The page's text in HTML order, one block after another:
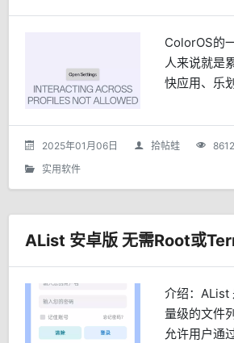
ColorOS的
人来说就是
快应用、乐
览器，停用
带的软件安
2025年01月06日 拾帖蛙 8612
实用软件
AList 安卓版 无需Root或
介绍：AList
量级的文件
允许用户通